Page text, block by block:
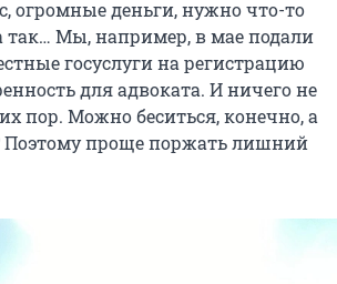
огромные деньги, нужно что-то
так… Мы, например, в мае подали
госуслуги на регистрацию
для адвоката. И ничего не
пор. Можно беситься, конечно, а
Поэтому проще поржать лишний